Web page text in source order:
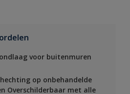
voor buitenmuren
op onbehandelde
Overschilderbaar met alle